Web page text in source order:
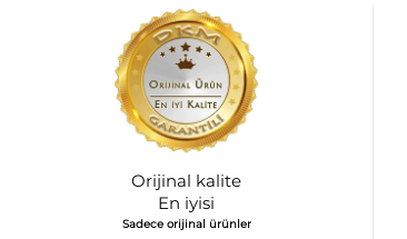
Orijinal kalite
En iyisi
Sadece orijinal ürünler